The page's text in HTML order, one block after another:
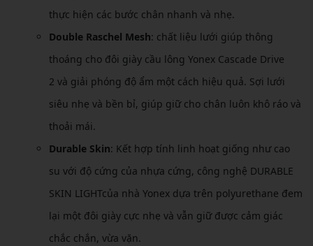
thực hiện các bước chân nhanh và nhẹ.
Double Raschel Mesh: chất liệu lưới giúp thông
thoáng cho đôi giày cầu lông Yonex Cascade Drive
2 và giải phóng độ ẩm một cách hiệu quả. Sợi lưới
siêu nhẹ và bền bỉ, giúp giữ cho chân luôn khô ráo và
thoải mái.
Durable Skin: Kết hợp tính linh hoạt giống như cao
su với độ cứng của nhựa cứng, công nghệ DURABLE
SKIN LIGHTcủa nhà Yonex dựa trên polyurethane đem
lại một đôi giày cực nhẹ và vẫn giữ được cảm giác
chắc chắn, vừa vặn.